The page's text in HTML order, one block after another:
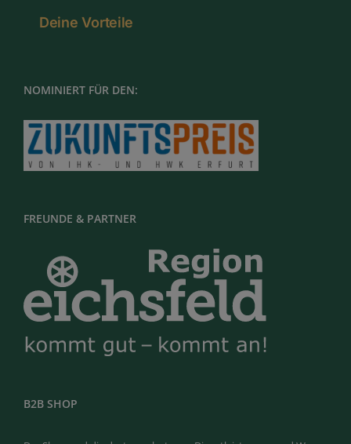
Deine Vorteile
NOMINIERT FÜR DEN:
FREUNDE & PARTNER
B2B SHOP